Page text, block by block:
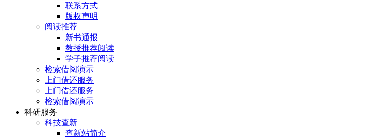
联系方式
版权声明
阅读推荐
新书通报
教授推荐阅读
学子推荐阅读
检索借阅演示
上门借还服务
上门借还服务
检索借阅演示
科研服务
科技查新
查新站简介